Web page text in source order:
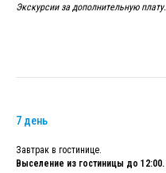
Экскурсии за дополнительную плату.
7 день
Завтрак в гостинице.
Выселение из гостиницы до 12:00.